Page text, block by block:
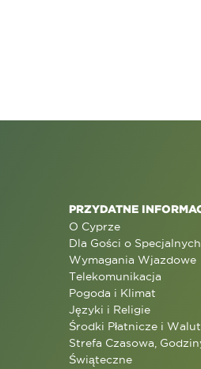
PRZYDATNE
O Cyprze
Dla Gości o
Wymagania Wjazdowe
Telekomunikacja
Pogoda i Klimat
Języki i Religie
Środki Płatnicze i
Strefa Czasowa,
Świąteczne